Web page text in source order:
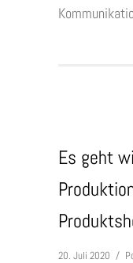
Es geht
20. Juli 2020 /